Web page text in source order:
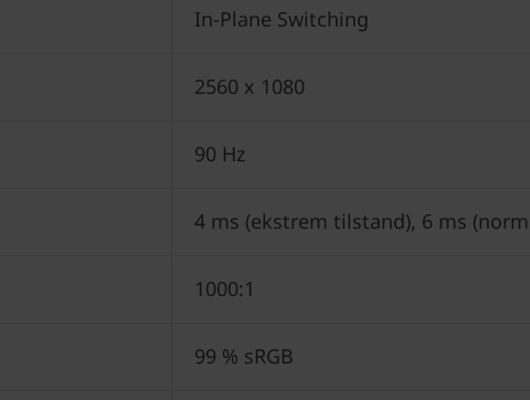
In-Plane Switching
2560 x 1080
90 Hz
4 ms (ekstrem tilstand), 6 ms
1000:1
99 % sRGB